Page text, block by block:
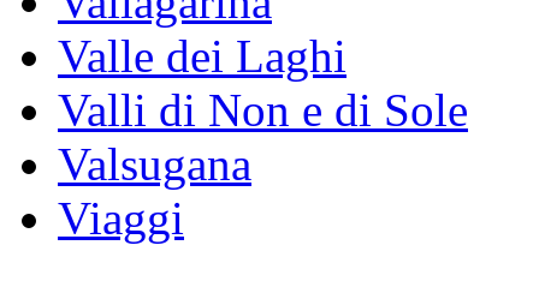
Valle dei Laghi
Valli di Non e di Sole
Valsugana
Viaggi